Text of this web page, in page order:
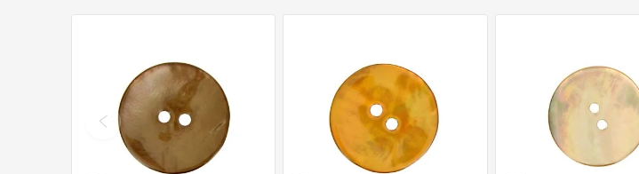
Press to skip carousel